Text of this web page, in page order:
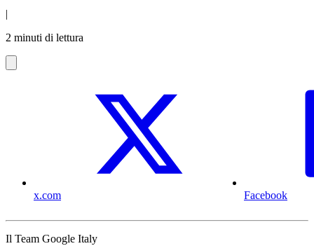
|
2 minuti di lettura
x.com Facebook
Il Team Google Italy